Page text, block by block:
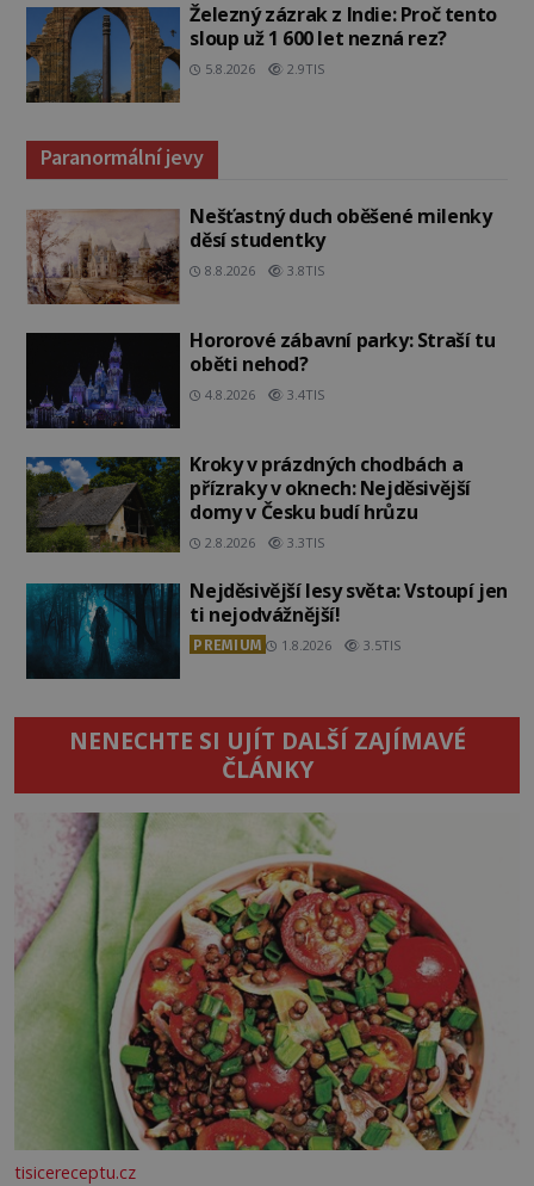
Železný zázrak z Indie: Proč tento
sloup už 1 600 let nezná rez?
5.8.2026 2.9TIS
Paranormální jevy
Nešťastný duch oběšené milenky
děsí studentky
8.8.2026 3.8TIS
Hororové zábavní parky: Straší tu
oběti nehod?
4.8.2026 3.4TIS
Kroky v prázdných chodbách a
přízraky v oknech: Nejděsivější
domy v Česku budí hrůzu
2.8.2026 3.3TIS
Nejděsivější lesy světa: Vstoupí jen
ti nejodvážnější!
PREMIUM 1.8.2026 3.5TIS
NENECHTE SI UJÍT DALŠÍ ZAJÍMAVÉ
ČLÁNKY
tisicereceptu.cz